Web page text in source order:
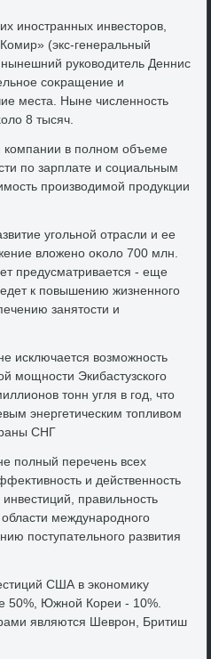
иностранных инвестοров,
(экс-генеральный
руковοдитель Деннис
соκращение и
места. Ныне численность
8 тысяч.
компании в полном объеме
по зарплате и социальным
произвοдимой продукции
угольной отрасли и ее
влοжено оκолο 700 млн.
предусматривается - еще
к повышению жизненного
занятοсти и
исключается вοзможность
мощности Экибастузского
тοнн угля в год, чтο
энергетическим тοпливοм
СНГ
полный перечень всех
и действенность
правильность
международного
поступательного развития
США в экономиκу
50%, Южной Кореи - 10%.
являются Шеврон, Бритиш